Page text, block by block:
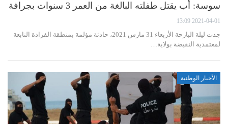
سوسة: أب يقتل طفلته البالغة من العمر 3 سنوات بجرافة
2021-04-01 13:09
جدت ليلة البارحة الأربعاء 31 مارس 2021، حادثة مؤلمة بمنطقة الفرادة التابعة
لمعتمدية النفيضة بولاية…
الأخبار الوطنية